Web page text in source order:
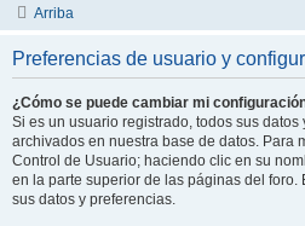
Arriba
Preferencias de usuario y
¿Cómo se puede cambiar mi
Si es un usuario registrado, todos sus datos
archivados en nuestra base de datos. Para
Control de Usuario; haciendo clic en su
en la parte superior de las páginas del foro.
sus datos y preferencias.